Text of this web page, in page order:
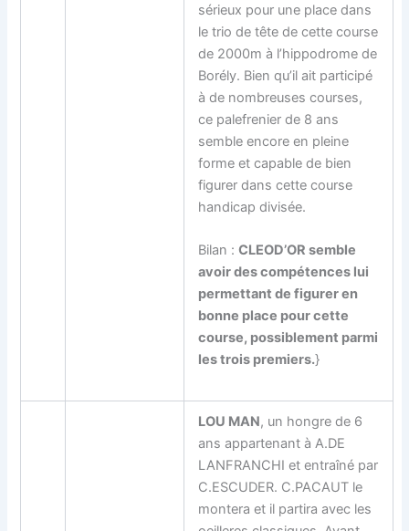
sérieux pour une place dans
le trio de tête de cette course
de 2000m à l’hippodrome de
Borély. Bien qu’il ait participé
à de nombreuses courses,
ce palefrenier de 8 ans
semble encore en pleine
forme et capable de bien
figurer dans cette course
handicap divisée.
Bilan :CLEOD’OR semble
avoir des compétences lui
permettant de figurer en
bonne place pour cette
course, possiblement parmi
les trois premiers.}
LOU MAN, un hongre de 6
ans appartenant à A.DE
LANFRANCHI et entraîné par
C.ESCUDER. C.PACAUT le
montera et il partira avec les